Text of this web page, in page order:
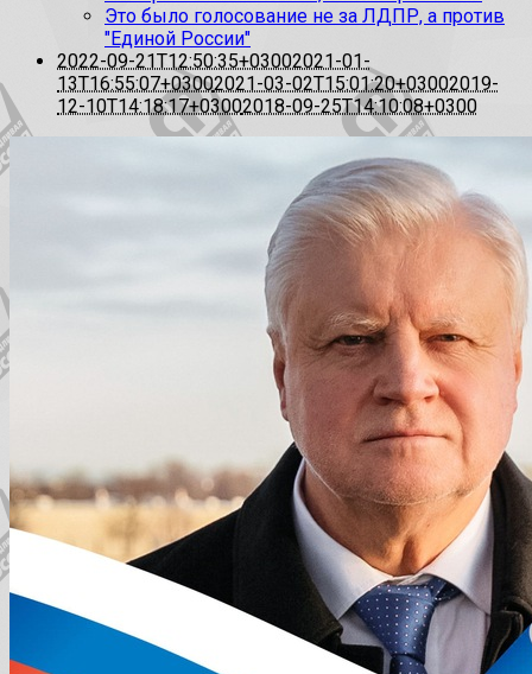
Это было голосование не за ЛДПР, а против
"Единой России"
2022-09-21T12:50:35+03002021-01-
13T16:55:07+03002021-03-02T15:01:20+03002019-
12-10T14:18:17+03002018-09-25T14:10:08+0300